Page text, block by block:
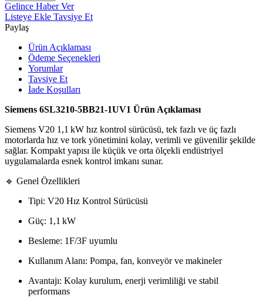
Gelince Haber Ver
Listeye Ekle Tavsiye Et
Paylaş
Ürün Açıklaması
Ödeme Seçenekleri
Yorumlar
Tavsiye Et
İade Koşulları
Siemens 6SL3210‑5BB21‑1UV1 Ürün Açıklaması
Siemens V20 1,1 kW hız kontrol sürücüsü, tek fazlı ve üç fazlı
motorlarda hız ve tork yönetimini kolay, verimli ve güvenilir şekilde
sağlar. Kompakt yapısı ile küçük ve orta ölçekli endüstriyel
uygulamalarda esnek kontrol imkanı sunar.
🔹 Genel Özellikleri
Tipi: V20 Hız Kontrol Sürücüsü
Güç: 1,1 kW
Besleme: 1F/3F uyumlu
Kullanım Alanı: Pompa, fan, konveyör ve makineler
Avantajı: Kolay kurulum, enerji verimliliği ve stabil
performans